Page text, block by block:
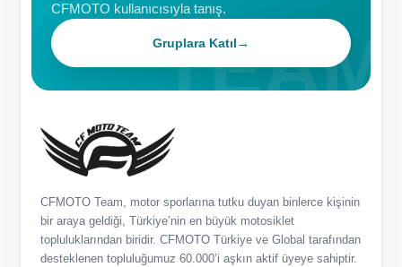
CFMOTO kullanıcısıyla tanış.
Gruplara Katıl→
CFMOTO Team, motor sporlarına tutku duyan binlerce kişinin
bir araya geldiği, Türkiye’nin en büyük motosiklet
topluluklarından biridir. CFMOTO Türkiye ve Global tarafından
desteklenen topluluğumuz 60.000’i aşkın aktif üyeye sahiptir.